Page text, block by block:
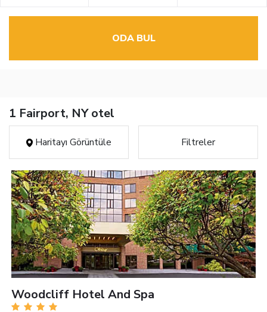
ODA BUL
1 Fairport, NY otel
Haritayı Görüntüle Filtreler
Woodcliff Hotel And Spa